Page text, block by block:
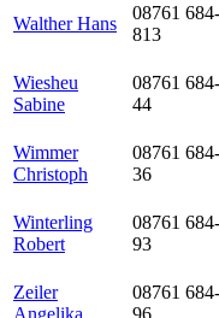
Walther Hans
08761 684-
813
Wiesheu
Sabine
08761 684-
44
Wimmer
Christoph
08761 684-
36
Winterling
Robert
08761 684-
93
Zeiler
Angelika
08761 684-
96